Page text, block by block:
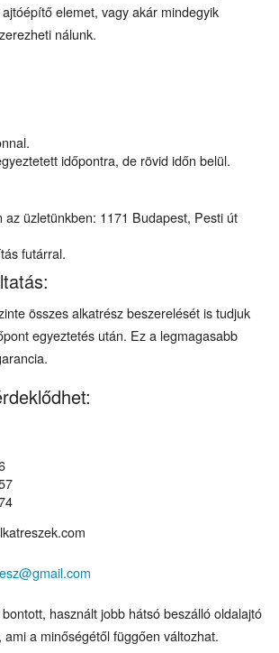
elemet, vagy akár mindegyik
nálunk.
időpontra, de rövid időn belül.
az üzletünkben: 1171 Budapest, Pesti út
futárral.
összes alkatrész beszerelését is tudjuk
egyeztetés után. Ez a legmagasabb
használt jobb hátsó beszálló oldalajtó
ami a minőségétől függően változhat.